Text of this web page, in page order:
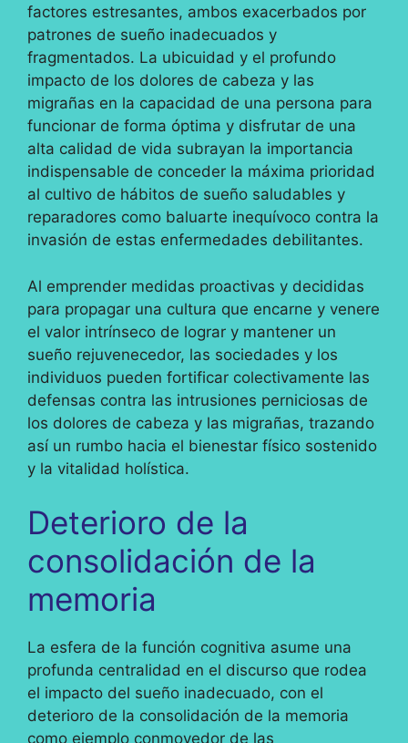
factores estresantes, ambos exacerbados por
patrones de sueño inadecuados y
fragmentados. La ubicuidad y el profundo
impacto de los dolores de cabeza y las
migrañas en la capacidad de una persona para
funcionar de forma óptima y disfrutar de una
alta calidad de vida subrayan la importancia
indispensable de conceder la máxima prioridad
al cultivo de hábitos de sueño saludables y
reparadores como baluarte inequívoco contra la
invasión de estas enfermedades debilitantes.
Al emprender medidas proactivas y decididas
para propagar una cultura que encarne y venere
el valor intrínseco de lograr y mantener un
sueño rejuvenecedor, las sociedades y los
individuos pueden fortificar colectivamente las
defensas contra las intrusiones perniciosas de
los dolores de cabeza y las migrañas, trazando
así un rumbo hacia el bienestar físico sostenido
y la vitalidad holística.
Deterioro de la
consolidación de la
memoria
La esfera de la función cognitiva asume una
profunda centralidad en el discurso que rodea
el impacto del sueño inadecuado, con el
deterioro de la consolidación de la memoria
como ejemplo conmovedor de las